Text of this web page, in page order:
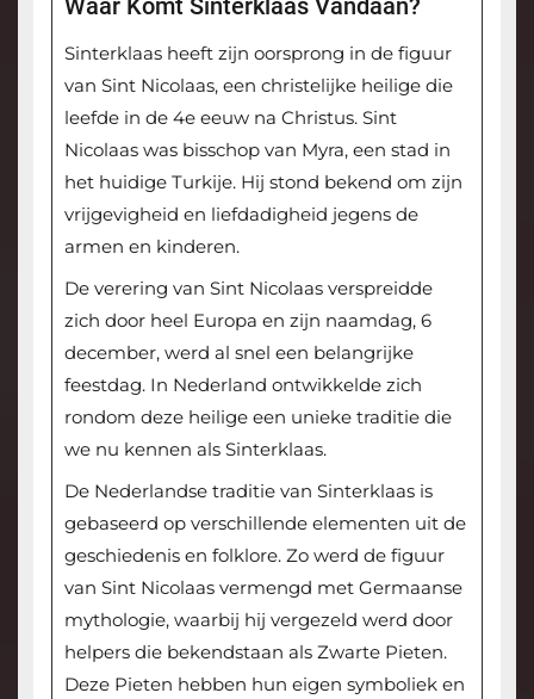
Sinterklaas heeft zijn oorsprong in de figuur
van Sint Nicolaas, een christelijke heilige die
leefde in de 4e eeuw na Christus. Sint
Nicolaas was bisschop van Myra, een stad in
het huidige Turkije. Hij stond bekend om zijn
vrijgevigheid en liefdadigheid jegens de
armen en kinderen.
De verering van Sint Nicolaas verspreidde
zich door heel Europa en zijn naamdag, 6
december, werd al snel een belangrijke
feestdag. In Nederland ontwikkelde zich
rondom deze heilige een unieke traditie die
we nu kennen als Sinterklaas.
De Nederlandse traditie van Sinterklaas is
gebaseerd op verschillende elementen uit de
geschiedenis en folklore. Zo werd de figuur
van Sint Nicolaas vermengd met Germaanse
mythologie, waarbij hij vergezeld werd door
helpers die bekendstaan als Zwarte Pieten.
Deze Pieten hebben hun eigen symboliek en